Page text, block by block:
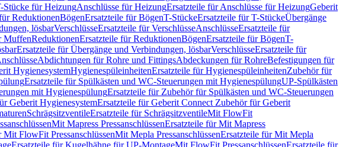
Stücke für HeizungAnschlüsse für HeizungErsatzteile für Anschlüsse für HeizungGeberit
ReduktionenBögenErsatzteile für BögenT-StückeErsatzteile für T-StückeÜbergänge
lösbarVerschlüsseErsatzteile für VerschlüsseAnschlüsseErsatzteile für
MuffenReduktionenErsatzteile für ReduktionenBögenErsatzteile für BögenT-
Ersatzteile für Übergänge und Verbindungen, lösbarVerschlüsseErsatzteile für
Abdichtungen für Rohre und FittingsAbdeckungen für RohreBefestigungen für
HygienesystemHygienespüleinheitenErsatzteile für HygienespüleinheitenZubehör für
Ersatzteile für Spülkästen und WC-Steuerungen mit HygienespülungUP-Spülkästen
mit HygienespülungErsatzteile für Zubehör für Spülkästen und WC-Steuerungen
Geberit HygienesystemErsatzteile für Geberit Connect Zubehör für Geberit
SchrägsitzventileErsatzteile für SchrägsitzventileMit FlowFit
Mit Mapress PressanschlüssenErsatzteile für Mit Mapress
Mit FlowFit PressanschlüssenMit Mepla PressanschlüssenErsatzteile für Mit Mepla
Ersatzteile für Kugelhähne für UP-MontageMit FlowFit PressanschlüssenErsatzteile für